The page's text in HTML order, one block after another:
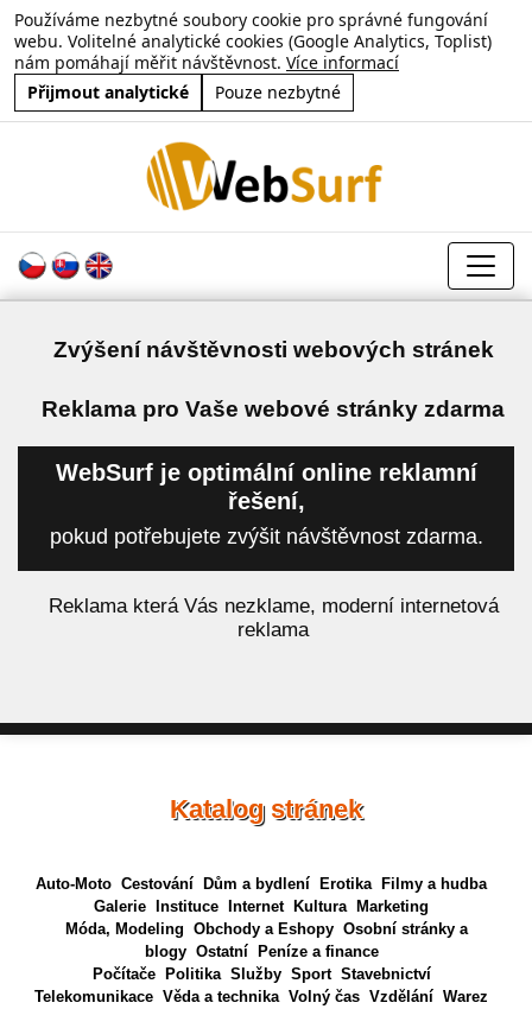
Používáme nezbytné soubory cookie pro správné fungování
webu. Volitelné analytické cookies (Google Analytics, Toplist)
nám pomáhají měřit návštěvnost. Více informací
Přijmout analytické
Pouze nezbytné
Zvýšení návštěvnosti webových stránek
Reklama pro Vaše webové stránky zdarma
WebSurf je optimální online reklamní
řešení,
pokud potřebujete zvýšit návštěvnost zdarma.
Reklama která Vás nezklame, moderní internetová
reklama
Katalog stránek
Auto-Moto Cestování Dům a bydlení Erotika
Filmy a hudba
Galerie
Instituce Internet Kultura
Marketing
Móda, Modeling Obchody a Eshopy Osobní stránky a
blogy Ostatní
Peníze a finance
Počítače
Politika Služby Sport Stavebnictví
Telekomunikace Věda a technika Volný čas Vzdělání Warez